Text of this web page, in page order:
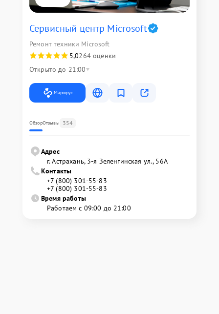
Сервисный центр Microsoft
Ремонт техники Microsoft
5,0264 оценки
Открыто до 21:00
Маршрут
ОбзорОтзывы 354
Адрес
г. Астрахань, 3-я Зеленгинская ул., 56А
Контакты
+7 (800) 301-55-83
+7 (800) 301-55-83
Время работы
Работаем с 09:00 до 21:00